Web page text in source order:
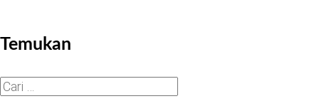
Temukan
Cari